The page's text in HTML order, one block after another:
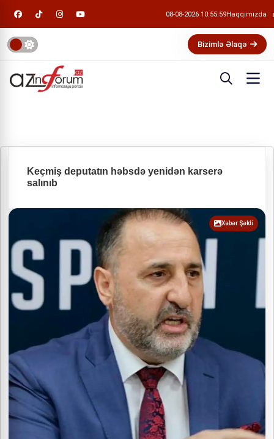
08-08-2026 10:55:59Haqqımızda
Bizimlə Əlaqə
Keçmiş deputatın həbsdə yenidən karserə
salınıb
Xəbər Şəkli